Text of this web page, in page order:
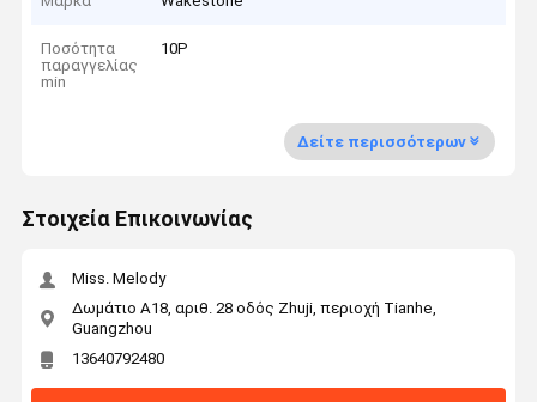
Ποσότητα
παραγγελίας
min
10P
Δείτε περισσότερων
Στοιχεία Επικοινωνίας
Miss. Melody
Δωμάτιο Α18, αριθ. 28 οδός Zhuji, περιοχή Tianhe,
Guangzhou
13640792480